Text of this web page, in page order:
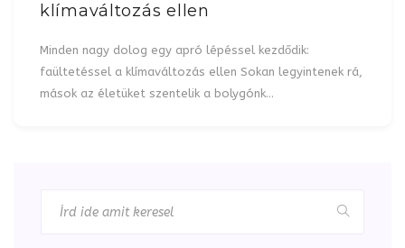
klímaváltozás ellen
Minden nagy dolog egy apró lépéssel kezdődik:
faültetéssel a klímaváltozás ellen Sokan legyintenek rá,
mások az életüket szentelik a bolygónk…